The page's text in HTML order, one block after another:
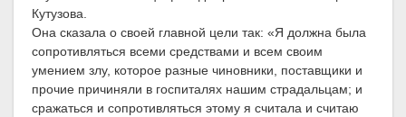
Кутузова.
Она сказала о своей главной цели так: «Я должна была
сопротивляться всеми средствами и всем своим
умением злу, которое разные чиновники, поставщики и
прочие причиняли в госпиталях нашим страдальцам; и
сражаться и сопротивляться этому я считала и считаю